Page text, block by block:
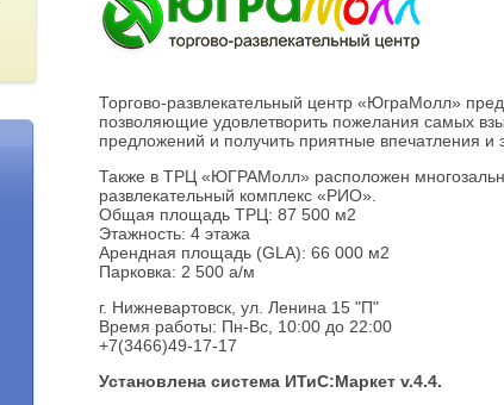
Торгово-развлекательный центр «ЮграМолл»
позволяющие удовлетворить пожелания самых
предложений и получить приятные впечатления и
Также в ТРЦ «ЮГРАМолл» расположен
развлекательный комплекс «РИО».
Общая площадь ТРЦ: 87 500 м2
Этажность: 4 этажа
Арендная площадь (GLA): 66 000 м2
Парковка: 2 500 а/м
г. Нижневартовск, ул. Ленина 15 "П"
Время работы: Пн-Вс, 10:00 до 22:00
+7(3466)49-17-17
Установлена система ИТиС:Маркет v.4.4.